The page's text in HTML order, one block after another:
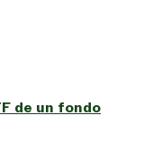
de un fondo